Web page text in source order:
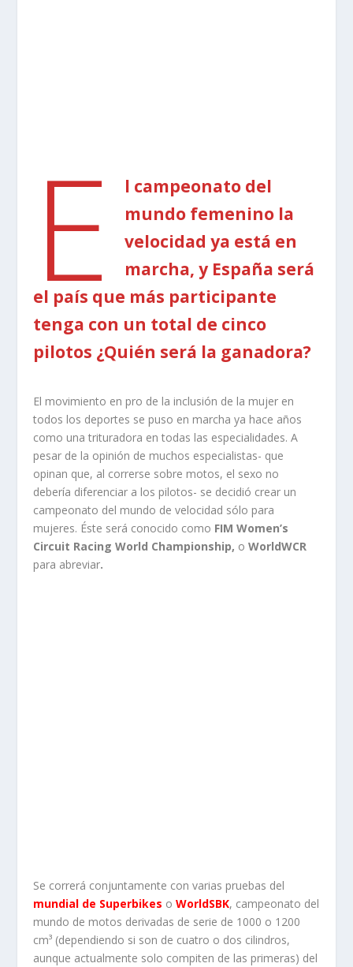
E
l campeonato del
mundo femenino la
velocidad ya está en
marcha, y España será
el país que más participante
tenga con un total de cinco
pilotos ¿Quién será la ganadora?
El movimiento en pro de la inclusión de la mujer en
todos los deportes se puso en marcha ya hace años
como una trituradora en todas las especialidades. A
pesar de la opinión de muchos especialistas- que
opinan que, al correrse sobre motos, el sexo no
debería diferenciar a los pilotos- se decidió crear un
campeonato del mundo de velocidad sólo para
mujeres. Éste será conocido como FIM Women’s
Circuit Racing World Championship, oWorldWCR
para abreviar.
Se correrá conjuntamente con varias pruebas del
mundial de Superbikes oWorldSBK, campeonato del
mundo de motos derivadas de serie de 1000 o 1200
cm³ (dependiendo si son de cuatro o dos cilindros,
aunque actualmente solo compiten de las primeras) del